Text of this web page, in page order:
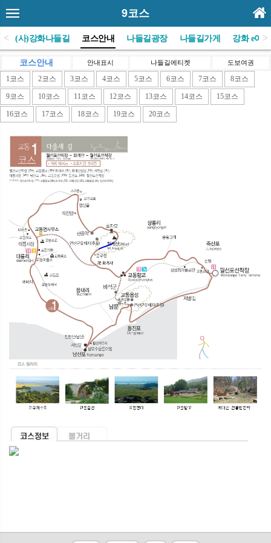
9코스
< (사)강화나들길 코스안내 나들길광장 나들길가게 강화 e야기
>
코스안내 안내표시 나들길에티켓 도보여권
1코스 2코스 3코스 4코스 5코스 6코스 7코스 8코스
9코스 10코스 11코스 12코스 13코스 14코스 15코스
16코스 17코스 18코스 19코스 20코스